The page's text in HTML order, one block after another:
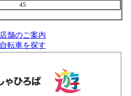
45
店舗のご案内
自転車を探す